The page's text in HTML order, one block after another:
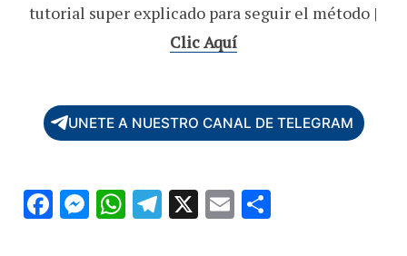
tutorial super explicado para seguir el método |
Clic Aquí
UNETE A NUESTRO CANAL DE TELEGRAM
F M W T X E